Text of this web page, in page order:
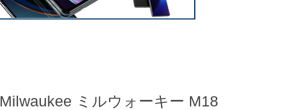
Milwaukee ミルウォーキー M18